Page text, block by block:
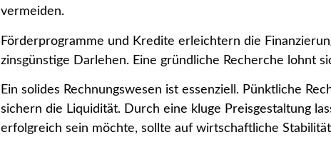
vermeiden.
Förderprogramme und Kredite erleichtern die
zinsgünstige Darlehen. Eine gründliche Recherche lohnt
Ein solides Rechnungswesen ist essenziell. Pünktliche
sichern die Liquidität. Durch eine kluge Preisgestaltung
erfolgreich sein möchte, sollte auf wirtschaftliche